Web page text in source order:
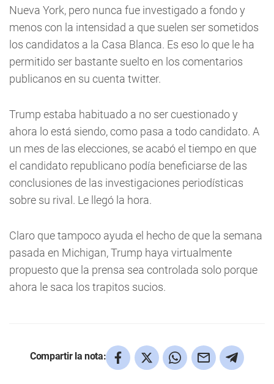
Nueva York, pero nunca fue investigado a fondo y
menos con la intensidad a que suelen ser sometidos
los candidatos a la Casa Blanca. Es eso lo que le ha
permitido ser bastante suelto en los comentarios
publicanos en su cuenta twitter.
Trump estaba habituado a no ser cuestionado y
ahora lo está siendo, como pasa a todo candidato. A
un mes de las elecciones, se acabó el tiempo en que
el candidato republicano podía beneficiarse de las
conclusiones de las investigaciones periodísticas
sobre su rival. Le llegó la hora.
Claro que tampoco ayuda el hecho de que la semana
pasada en Michigan, Trump haya virtualmente
propuesto que la prensa sea controlada solo porque
ahora le saca los trapitos sucios.
Compartir la nota: